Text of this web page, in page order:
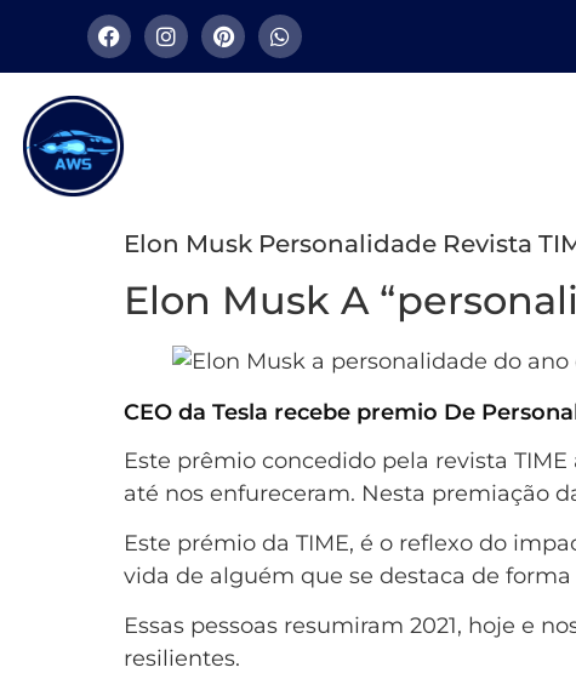
Elon Musk Personalidade Revista
Elon Musk A
CEO da Tesla recebe premio De
Este prêmio concedido pela revista
até nos enfureceram. Nesta premiação
Este prémio da TIME, é o reflexo do
vida de alguém que se destaca de forma
Essas pessoas resumiram 2021, hoje e
resilientes.